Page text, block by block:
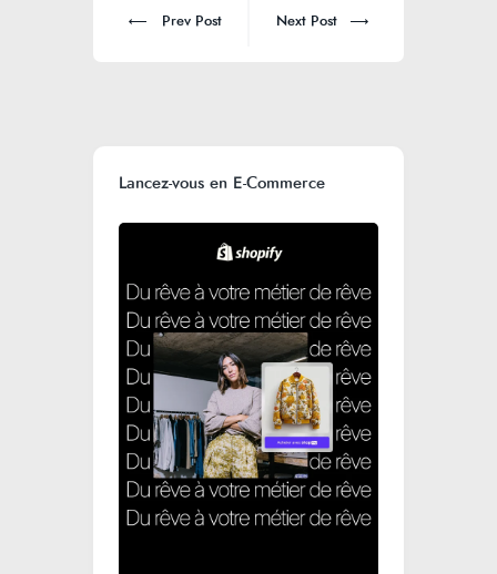
Prev Post Next Post
Lancez-vous en E-Commerce